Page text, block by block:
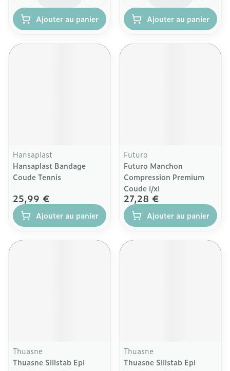
Ajouter au panier Ajouter au panier
Hansaplast
Hansaplast Bandage
Coude Tennis
25,99 €
Ajouter au panier
Futuro
Futuro Manchon
Compression Premium
Coude l/xl
27,28 €
Ajouter au panier
Thuasne
Thuasne Silistab Epi
Thuasne
Thuasne Silistab Epi